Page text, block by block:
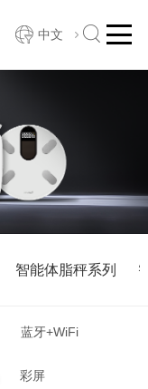
中文
智能体脂秤系列
蓝牙+WiFi
彩屏